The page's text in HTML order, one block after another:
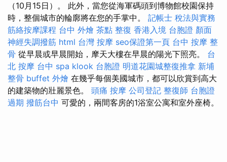
（10月15日）。 此外，當您從海軍碼頭到博物館校園保持
時，整個城市的輪廓將在您的手掌中。 記帳士 稅法與實務
筋絡按摩課程 台中 外燴 茶點 整復 香港入境 台胞證 顏面
神經失調撥筋 html 台灣 按摩 seo保證第一頁 台中 按摩 整
骨 從早晨或早晨開始，摩天大樓在早晨的陽光下照亮。 台
北 按摩 台中 spa klook 台胞證 明道花園城整復推拿 新埔
整骨 buffet 外燴 在幾乎每個美國城市，都可以欣賞到高大
的建築物的壯麗景色。 頭痛 按摩 公司登記 整復師 台胞證
過期 撥筋台中 可愛的，兩間客房的1浴室公寓和室外座椅。